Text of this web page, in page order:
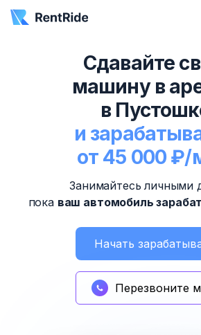
Сдавайте
машину в
в
и
от 45 000 ₽/
Занимайтесь личными
пока ваш автомобиль
Начать
Перезвоните